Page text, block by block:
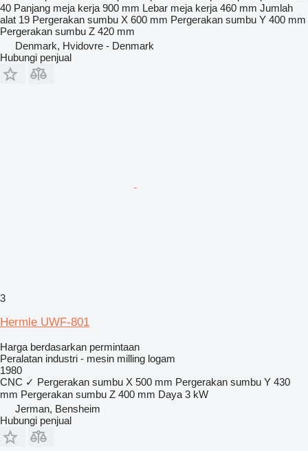
40 Panjang meja kerja 900 mm Lebar meja kerja 460 mm Jumlah
alat 19 Pergerakan sumbu X 600 mm Pergerakan sumbu Y 400 mm
Pergerakan sumbu Z 420 mm
Denmark, Hvidovre - Denmark
Hubungi penjual
3
Hermle UWF-801
Harga berdasarkan permintaan
Peralatan industri - mesin milling logam
1980
CNC ✓ Pergerakan sumbu X 500 mm Pergerakan sumbu Y 430
mm Pergerakan sumbu Z 400 mm Daya 3 kW
Jerman, Bensheim
Hubungi penjual